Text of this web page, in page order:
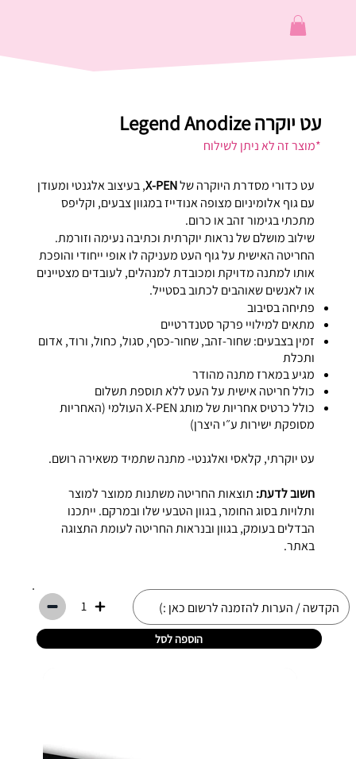
עט יוקרה Legend Anodize
*מוצר זה לא ניתן לשילוח
עט כדורי מסדרת היוקרה שלX-PEN, בעיצוב אלגנטי ומעודן
עם גוף אלומיניום מצופה אנודייז במגוון צבעים, וקליפס
מתכתי בגימור זהב או כרום.
שילוב מושלם של נראות יוקרתית וכתיבה נעימה וזורמת.
החריטה האישית על גוף העט מעניקה לו אופי ייחודי והופכת
אותו למתנה מדויקת ומכובדת למנהלים, לעובדים מצטיינים
או לאנשים שאוהבים לכתוב בסטייל.
פתיחה בסיבוב
מתאים למילויי פרקר סטנדרטיים
זמין בצבעים: שחור-זהב, שחור-כסף, סגול, כחול, ורוד, אדום
ותכלת
מגיע במארז מתנה מהודר
כולל חריטה אישית על העט ללא תוספת תשלום
כולל כרטיס אחריות של מותג X-PEN העולמי (האחריות
מסופקת ישירות ע״י היצרן)
עט יוקרתי, קלאסי ואלגנטי- מתנה שתמיד משאירה רושם.
חשוב לדעת: תוצאות החריטה משתנות ממוצר למוצר
ותלויות בסוג החומר, בגוון הטבעי שלו ובמרקם. ייתכנו
הבדלים בעומק, בגוון ובנראות החריטה לעומת התצוגה
באתר.
1
הוספה לסל